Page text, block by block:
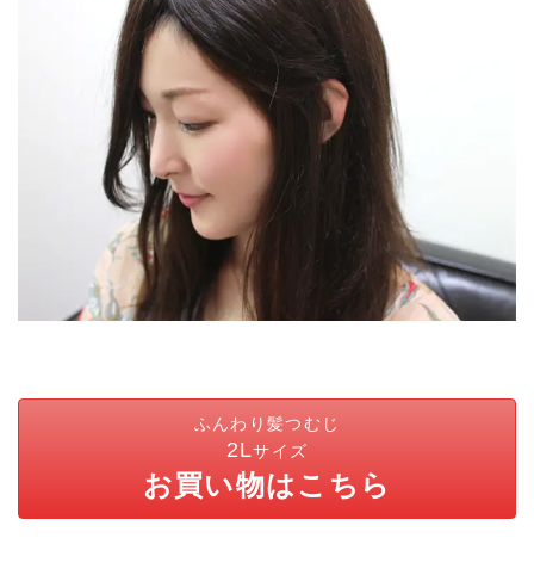
ふんわり髪つむじ
2Lサイズ
お買い物はこちら